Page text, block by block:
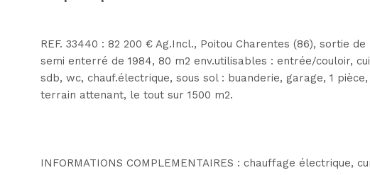
REF. 33440 : 82 200 € Ag.Incl., Poitou Charentes (86), sortie
semi enterré de 1984, 80 m2 env.utilisables : entrée/couloir,
sdb, wc, chauf.électrique, sous sol : buanderie, garage, 1
terrain attenant, le tout sur 1500 m2.
INFORMATIONS COMPLEMENTAIRES : chauffage électrique,